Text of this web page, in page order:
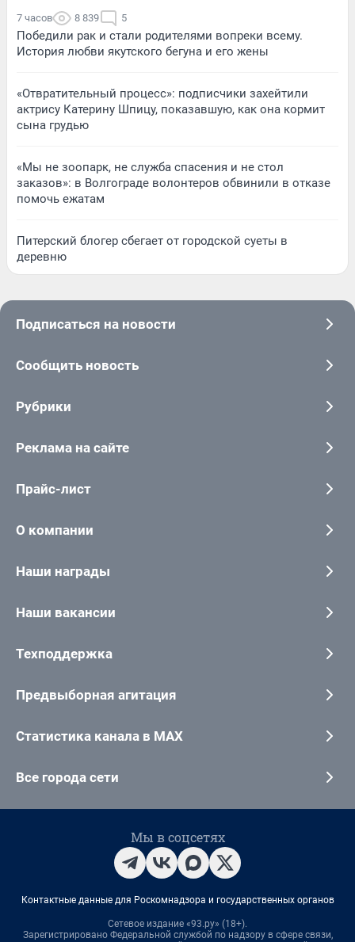
7 часов 8 839 5
Победили рак и стали родителями вопреки всему.
История любви якутского бегуна и его жены
«Отвратительный процесс»: подписчики захейтили
актрису Катерину Шпицу, показавшую, как она кормит
сына грудью
«Мы не зоопарк, не служба спасения и не стол
заказов»: в Волгограде волонтеров обвинили в отказе
помочь ежатам
Питерский блогер сбегает от городской суеты в
деревню
Подписаться на новости
Сообщить новость
Рубрики
Реклама на сайте
Прайс-лист
О компании
Наши награды
Наши вакансии
Техподдержка
Предвыборная агитация
Статистика канала в MAX
Все города сети
Мы в соцсетях
Контактные данные для Роскомнадзора и государственных органов
Сетевое издание «93.ру» (18+).
Зарегистрировано Федеральной службой по надзору в сфере связи,